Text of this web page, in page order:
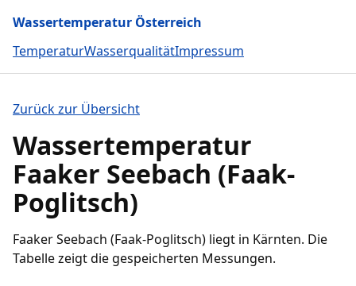
Wassertemperatur Österreich
TemperaturWasserqualitätImpressum
Zurück zur Übersicht
Wassertemperatur
Faaker Seebach (Faak-
Poglitsch)
Faaker Seebach (Faak-Poglitsch) liegt in Kärnten. Die
Tabelle zeigt die gespeicherten Messungen.